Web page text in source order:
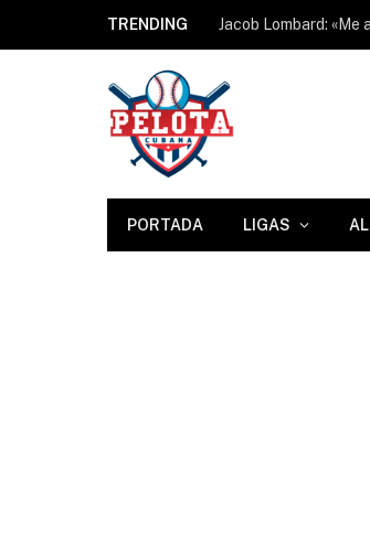
TRENDING
PORTADA LIGAS AL